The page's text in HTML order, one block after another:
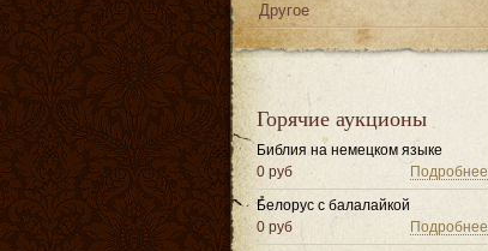
Другое
Горячие аукционы
Библия на немецком языке
Подробнее
0 руб
Белорус с балалайкой
Подробнее
0 руб